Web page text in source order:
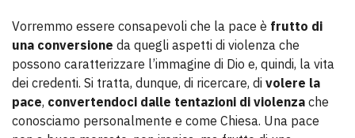
Vorremmo essere consapevoli che la pace è frutto di
una conversione da quegli aspetti di violenza che
possono caratterizzare l’immagine di Dio e, quindi, la vita
dei credenti. Si tratta, dunque, di ricercare, di volere la
pace, convertendoci dalle tentazioni di violenza che
conosciamo personalmente e come Chiesa. Una pace